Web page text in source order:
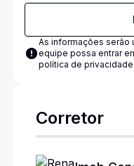
As informações serão
equipe possa entrar
política de
Corretor